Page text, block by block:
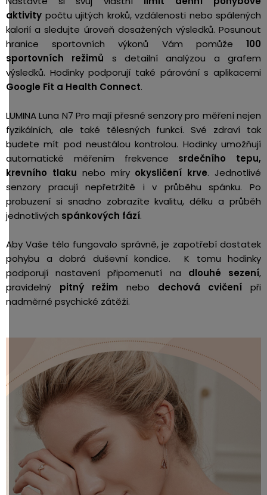
aktivity počtu ujitých kroků, vzdálenosti nebo spálených
kalorií a sledujte úroveň dosažených výsledků. Posunout
hranice sportovních výkonů Vám pomůže 100
sportovních režimů s detailní analýzou a grafem
výsledků. Hodinky podporují také párování s aplikacemi
Google Fit a Health Connect.
LUMINA Luna N7 Pro mají přesné senzory pro měření nejen
fyzikálních, ale také tělesných funkcí. Své zdraví tak
budete mít pod neustálou kontrolou. Hodinky umožňují
automatické měřením frekvence srdečního tepu,
krevního tlaku nebo míry okysličení krve. Jednotlivé
senzory pracují nepřetržitě i v průběhu spánku. Po
probuzení si snadno zobrazíte kvalitu, délku a průběh
jednotlivých spánkových fází.
Aby Vaše tělo fungovalo správně, je zapotřebí dostatek
pohybu a dobrá duševní kondice. K tomu hodinky
podporují nastavení připomenutí na dlouhé sezení,
pravidelný pitný režim nebo dechová cvičení při
nadměrné psychické zátěži.